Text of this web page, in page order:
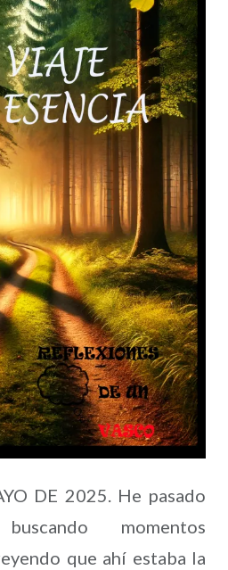
DE 2025. He pasado
momentos
que ahí estaba la